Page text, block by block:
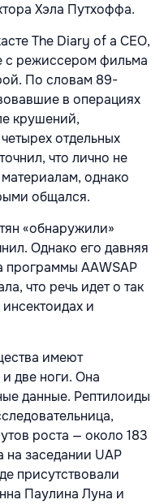
Хэла Путхоффа.
The Diary of a CEO,
с режиссером фильма
По словам 89-
в операциях
крушений,
отдельных
что лично не
однако
общался.
«обнаружили»
Однако его давняя
программы AAWSAP
что речь идет о так
и
имеют
две ноги. Она
данные. Рептилоиды
роста — около 183
на заседании UAP
присутствовали
Паулина Луна и